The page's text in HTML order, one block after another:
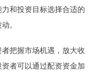
和投资目标选择合适的
。
把握市场机遇，放大收
者可以通过配资资金加